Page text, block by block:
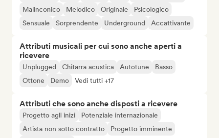
Malinconico
Melodico Originale
Psicologico
Sensuale
Sorprendente Underground Accattivante
Attributi musicali per cui sono anche aperti a
ricevere
Unplugged Chitarra acustica Autotune
Basso
Ottone
Demo Vedi tutti +17
Attributi che sono anche disposti a ricevere
Progetto agli inizi
Potenziale internazionale
Artista non sotto contratto
Progetto imminente